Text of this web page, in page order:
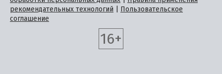
рекомендательных технологий
Пользовательское
соглашение
16+